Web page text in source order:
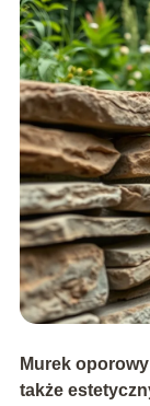
Murek
także